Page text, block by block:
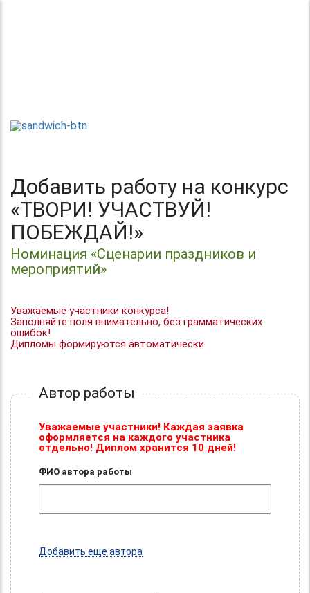
Добавить работу на конкурс
«ТВОРИ! УЧАСТВУЙ!
ПОБЕЖДАЙ!»
Номинация «Сценарии праздников и
мероприятий»
Уважаемые участники конкурса!
Заполняйте поля внимательно, без грамматических
ошибок!
Дипломы формируются автоматически
Автор работы
Уважаемые участники! Каждая заявка
оформляется на каждого участника
отдельно! Диплом хранится 10 дней!
ФИО автора работы
Добавить еще автора